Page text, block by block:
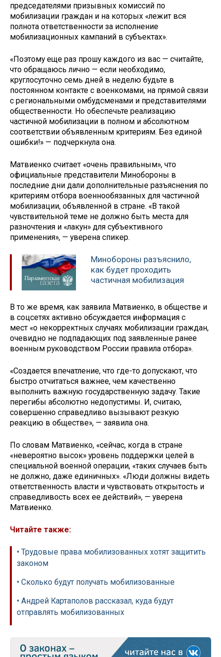
председателями призывных комиссий по
мобилизации граждан и на которых «лежит вся
полнота ответственности за исполнение
мобилизационных кампаний в субъектах».
«Поэтому еще раз прошу каждого из вас — считайте,
что обращаюсь лично — если необходимо,
круглосуточно семь дней в неделю будьте в
постоянном контакте с военкомами, на прямой связи
с региональными омбудсменами и представителями
общественности. Но обеспечьте реализацию
частичной мобилизации в полном и абсолютном
соответствии объявленным критериям. Без единой
ошибки!» — подчеркнула она.
Матвиенко считает «очень правильным», что
официальные представители Минобороны в
последние дни дали дополнительные разъяснения по
критериям отбора военнообязанных для частичной
мобилизации, объявленной в стране. «В такой
чувствительной теме не должно быть места для
разночтения и «лакун» для субъективного
применения», — уверена спикер.
Минобороны разъяснило,
как будет проходить
частичная мобилизация
В то же время, как заявила Матвиенко, в обществе и
в соцсетях активно обсуждается информация с
мест «о некорректных случаях мобилизации граждан,
очевидно не подпадающих под заявленные ранее
военным руководством России правила отбора».
«Создается впечатление, что где-то допускают, что
быстро отчитаться важнее, чем качественно
выполнить важную государственную задачу. Такие
перегибы абсолютно недопустимы. И, считаю,
совершенно справедливо вызывают резкую
реакцию в обществе», — заявила она.
По словам Матвиенко, «сейчас, когда в стране
«невероятно высок» уровень поддержки целей в
специальной военной операции, «таких случаев быть
не должно, даже единичных». «Люди должны видеть
ответственность власти и чувствовать открытость и
справедливость всех ее действий», — уверена
Матвиенко.
Читайте также:
• Трудовые права мобилизованных хотят защитить
законом
• Сколько будут получать мобилизованные
• Андрей Картаполов рассказал, куда будут
отправлять мобилизованных